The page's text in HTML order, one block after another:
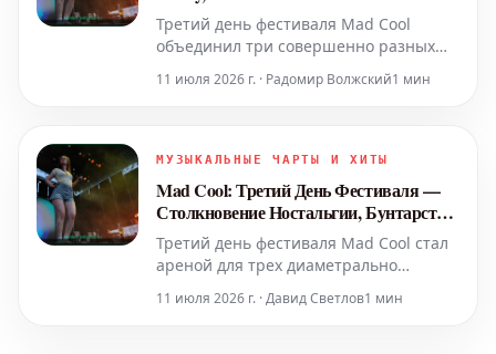
естественность Sigrid
Третий день фестиваля Mad Cool
объединил три совершенно разных
подхода к концертному выступлению.
Зрители увидели бунтарский дух
обезоруживающую естественность
11 июля 2026 г. · Радомир Волжский1 мин
МУЗЫКАЛЬНЫЕ ЧАРТЫ И ХИТЫ
Mad Cool: Третий День Фестиваля —
Столкновение Ностальгии, Бунтарства
и Европейского Попа
Третий день фестиваля Mad Cool стал
ареной для трех диаметрально
концертному выступлению:
11 июля 2026 г. · Давид Светлов1 мин